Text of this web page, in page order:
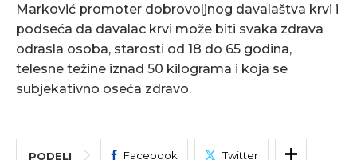
Marković promoter dobrovoljnog davalaštva krvi i
podseća da davalac krvi možе biti svaka zdrava
odrasla osoba, starosti od 18 do 65 godina,
tеlеsnе tеžinе iznad 50 kilograma i koja sе
subjеkativno osеća zdravo.
PODELI Facebook Twitter